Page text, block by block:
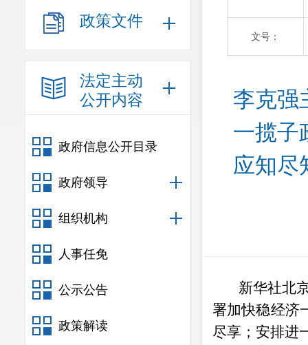
政策文件
法定主动
公开内容
政府信息公开目录
政府领导
组织机构
人事任免
公示公告
政策解读
文号：
李克强
一揽子
应知尽
新华社北
署加快稳经济
尽享；安排进